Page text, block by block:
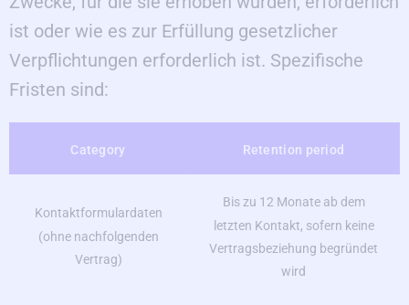
ist oder wie es zur Erfüllung gesetzlicher
Verpflichtungen erforderlich ist. Spezifische
Fristen sind:
Category Retention period
Kontaktformulardaten
(ohne nachfolgenden
Vertrag)
Bis zu 12 Monate ab dem
letzten Kontakt, sofern keine
Vertragsbeziehung begründet
wird